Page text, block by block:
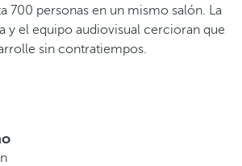
700 personas en un mismo salón. La
y el equipo audiovisual cercioran que
sin contratiempos.